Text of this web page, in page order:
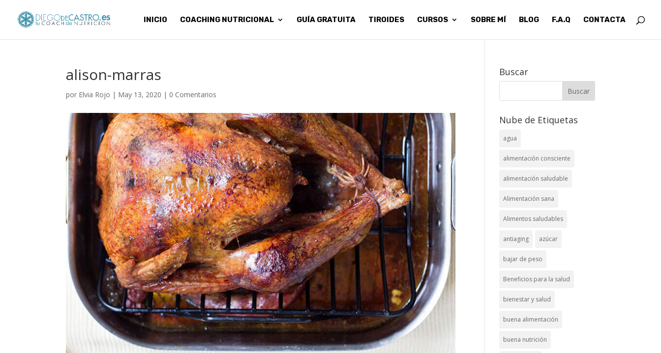
INICIO COACHING NUTRICIONAL GUÍA GRATUITA TIROIDES CURSOS SOBRE MÍ BLOG F.A.Q CONTACTA
alison-marras
por Elvia Rojo | May 13, 2020 | 0 Comentarios
Buscar
Nube de Etiquetas
agua
alimentación consciente
alimentación saludable
Alimentación sana
Alimentos saludables
antiaging azúcar
bajar de peso
Beneficios para la salud
bienestar y salud
buena alimentación
buena nutrición